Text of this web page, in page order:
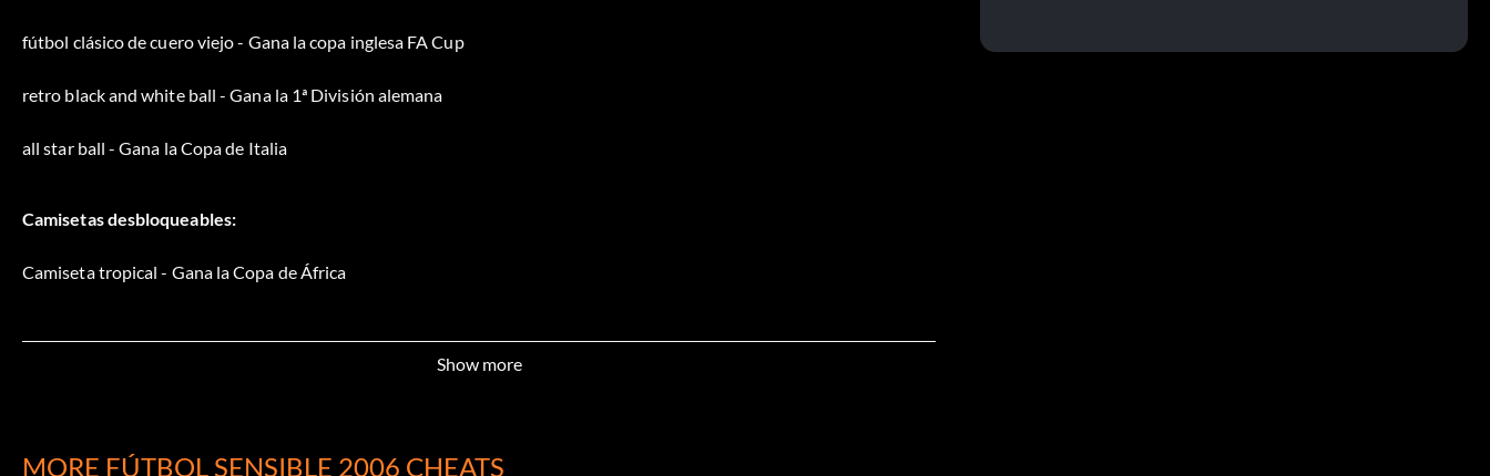
fútbol clásico de cuero viejo - Gana la copa inglesa FA Cup
retro black and white ball - Gana la 1ª División alemana
all star ball - Gana la Copa de Italia
Camisetas desbloqueables:
Camiseta tropical - Gana la Copa de África
Show more
MORE FÚTBOL SENSIBLE 2006 CHEATS